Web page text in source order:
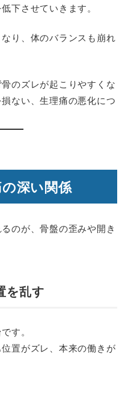
下させていきます。
り、体のバランスも崩れ
のズレが起こりやすくな
ない、生理痛の悪化につ
深い関係
のが、骨盤の歪みや開き
を乱す
す。
置がズレ、本来の働きが